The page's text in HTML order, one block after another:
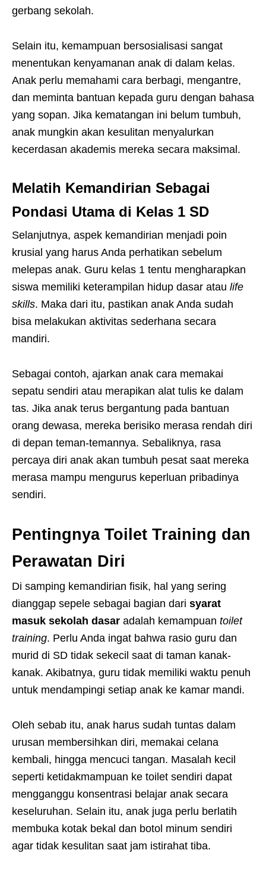
gerbang sekolah.
Selain itu, kemampuan bersosialisasi sangat
menentukan kenyamanan anak di dalam kelas.
Anak perlu memahami cara berbagi, mengantre,
dan meminta bantuan kepada guru dengan bahasa
yang sopan. Jika kematangan ini belum tumbuh,
anak mungkin akan kesulitan menyalurkan
kecerdasan akademis mereka secara maksimal.
Melatih Kemandirian Sebagai
Pondasi Utama di Kelas 1 SD
Selanjutnya, aspek kemandirian menjadi poin
krusial yang harus Anda perhatikan sebelum
melepas anak. Guru kelas 1 tentu mengharapkan
siswa memiliki keterampilan hidup dasar atau life
skills. Maka dari itu, pastikan anak Anda sudah
bisa melakukan aktivitas sederhana secara
mandiri.
Sebagai contoh, ajarkan anak cara memakai
sepatu sendiri atau merapikan alat tulis ke dalam
tas. Jika anak terus bergantung pada bantuan
orang dewasa, mereka berisiko merasa rendah diri
di depan teman-temannya. Sebaliknya, rasa
percaya diri anak akan tumbuh pesat saat mereka
merasa mampu mengurus keperluan pribadinya
sendiri.
Pentingnya Toilet Training dan
Perawatan Diri
Di samping kemandirian fisik, hal yang sering
dianggap sepele sebagai bagian dari syarat
masuk sekolah dasar adalah kemampuan toilet
training. Perlu Anda ingat bahwa rasio guru dan
murid di SD tidak sekecil saat di taman kanak-
kanak. Akibatnya, guru tidak memiliki waktu penuh
untuk mendampingi setiap anak ke kamar mandi.
Oleh sebab itu, anak harus sudah tuntas dalam
urusan membersihkan diri, memakai celana
kembali, hingga mencuci tangan. Masalah kecil
seperti ketidakmampuan ke toilet sendiri dapat
mengganggu konsentrasi belajar anak secara
keseluruhan. Selain itu, anak juga perlu berlatih
membuka kotak bekal dan botol minum sendiri
agar tidak kesulitan saat jam istirahat tiba.